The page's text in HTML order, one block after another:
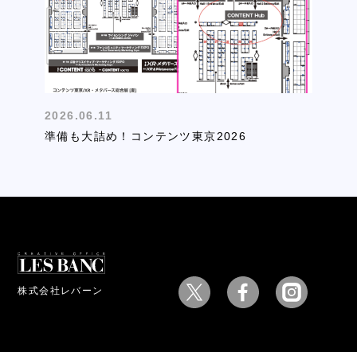
2026.06.11
準備も大詰め！コンテンツ東京2026
株式会社レバーン